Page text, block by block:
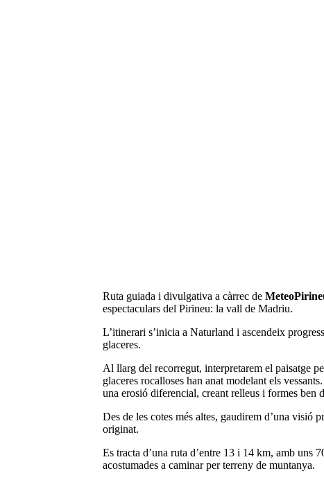
Ruta guiada i divulgativa a càrrec de
espectaculars del Pirineu: la vall de Madriu.
L’itinerari s’inicia a Naturland i ascendeix
glaceres.
Al llarg del recorregut, interpretarem el paisatge
glaceres rocalloses han anat modelant els
una erosió diferencial, creant relleus i formes ben
Des de les cotes més altes, gaudirem d’una visió
originat.
Es tracta d’una ruta d’entre 13 i 14 km, amb uns
acostumades a caminar per terreny de muntanya.